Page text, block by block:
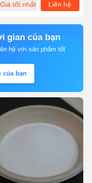
Giá tốt nhất Liên hệ
gian của bạn
hệ với sản phẩm tốt
của bạn